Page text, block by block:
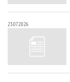
23.07.2026